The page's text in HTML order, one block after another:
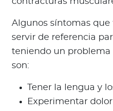
Algunos síntomas
servir de referencia
teniendo un problema
son:
Tener la lengua y
Experimentar